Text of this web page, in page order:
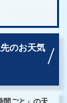
のお天気